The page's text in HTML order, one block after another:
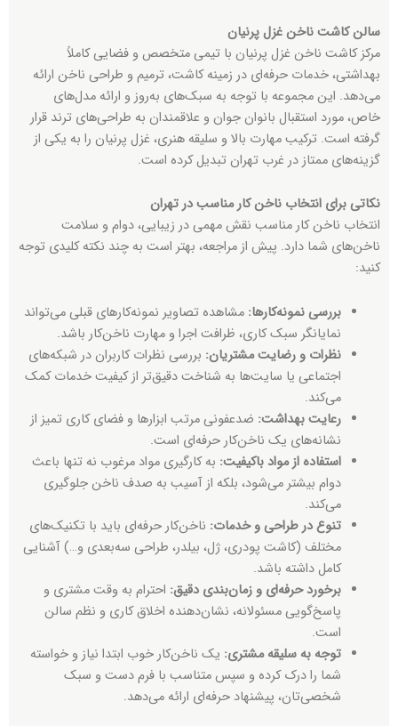
سالن کاشت ناخن غزل پرنیان
مرکز کاشت ناخن غزل پرنیان با تیمی متخصص و فضایی کاملاً
بهداشتی، خدمات حرفه‌ای در زمینه کاشت، ترمیم و طراحی ناخن ارائه
می‌دهد. این مجموعه با توجه به سبک‌های به‌روز و ارائه مدل‌های
خاص، مورد استقبال بانوان جوان و علاقمندان به طراحی‌های ترند قرار
گرفته است. ترکیب مهارت بالا و سلیقه هنری، غزل پرنیان را به یکی از
گزینه‌های ممتاز در غرب تهران تبدیل کرده است.
نکاتی برای انتخاب ناخن کار مناسب در تهران
انتخاب ناخن کار مناسب نقش مهمی در زیبایی، دوام و سلامت
ناخن‌های شما دارد. پیش از مراجعه، بهتر است به چند نکته کلیدی توجه
کنید:
بررسی نمونه‌کارها: مشاهده تصاویر نمونه‌کارهای قبلی می‌تواند
نمایانگر سبک کاری، ظرافت اجرا و مهارت ناخن‌کار باشد.
نظرات و رضایت مشتریان: بررسی نظرات کاربران در شبکه‌های
اجتماعی یا سایت‌ها به شناخت دقیق‌تر از کیفیت خدمات کمک
می‌کند.
رعایت بهداشت: ضدعفونی مرتب ابزارها و فضای کاری تمیز از
نشانه‌های یک ناخن‌کار حرفه‌ای است.
استفاده از مواد باکیفیت: به کارگیری مواد مرغوب نه تنها باعث
دوام بیشتر می‌شود، بلکه از آسیب به صدف ناخن جلوگیری
می‌کند.
تنوع در طراحی و خدمات: ناخن‌کار حرفه‌ای باید با تکنیک‌های
مختلف (کاشت پودری، ژل، بیلدر، طراحی سه‌بعدی و…) آشنایی
کامل داشته باشد.
برخورد حرفه‌ای و زمان‌بندی دقیق: احترام به وقت مشتری و
پاسخ‌گویی مسئولانه، نشان‌دهنده اخلاق کاری و نظم سالن
است.
توجه به سلیقه مشتری: یک ناخن‌کار خوب ابتدا نیاز و خواسته
شما را درک کرده و سپس متناسب با فرم دست و سبک
شخصی‌تان، پیشنهاد حرفه‌ای ارائه می‌دهد.